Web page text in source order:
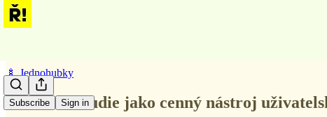
Subscribe Sign in
🍢 Jednohubky
Deníkové studie jako cenný nástroj